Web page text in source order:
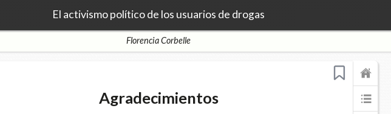
El activismo político de los usuarios de drogas
Florencia Corbelle
Agradecimientos